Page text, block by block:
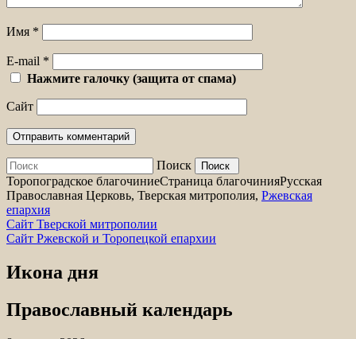
Имя *
E-mail *
Нажмите галочку (защита от спама)
Сайт
Поиск
Торопоградское благочиниеСтраница благочинияРусская
Православная Церковь, Тверская митрополия, Ржевская
епархия
Сайт Тверской митрополии
Сайт Ржевской и Торопецкой епархии
Икона дня
Православный календарь